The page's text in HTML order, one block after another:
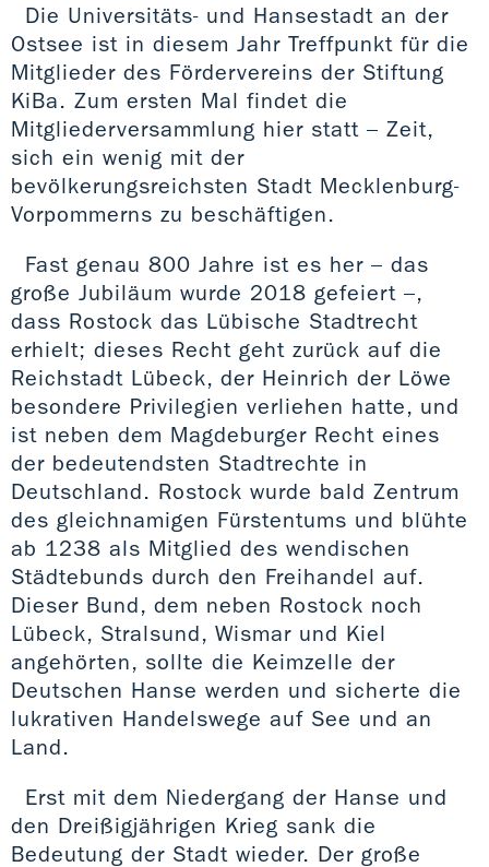
Die Universitäts- und Hansestadt an der
Ostsee ist in diesem Jahr Treffpunkt für die
Mitglieder des Fördervereins der Stiftung
KiBa. Zum ersten Mal findet die
Mitgliederversammlung hier statt – Zeit,
sich ein wenig mit der
bevölkerungsreichsten Stadt Mecklenburg-
Vorpommerns zu beschäftigen.
Fast genau 800 Jahre ist es her – das
große Jubiläum wurde 2018 gefeiert –,
dass Rostock das Lübische Stadtrecht
erhielt; dieses Recht geht zurück auf die
Reichstadt Lübeck, der Heinrich der Löwe
besondere Privilegien verliehen hatte, und
ist neben dem Magdeburger Recht eines
der bedeutendsten Stadtrechte in
Deutschland. Rostock wurde bald Zentrum
des gleichnamigen Fürstentums und blühte
ab 1238 als Mitglied des wendischen
Städtebunds durch den Freihandel auf.
Dieser Bund, dem neben Rostock noch
Lübeck, Stralsund, Wismar und Kiel
angehörten, sollte die Keimzelle der
Deutschen Hanse werden und sicherte die
lukrativen Handelswege auf See und an
Land.
Erst mit dem Niedergang der Hanse und
den Dreißigjährigen Krieg sank die
Bedeutung der Stadt wieder. Der große